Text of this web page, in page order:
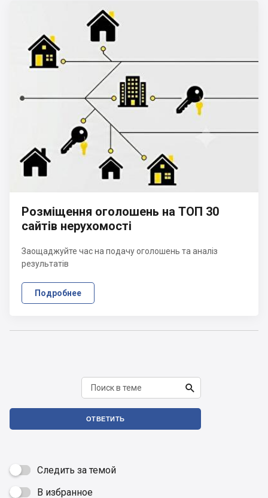
Розміщення оголошень на ТОП 30
сайтів нерухомості
Заощаджуйте час на подачу оголошень та аналіз
результатів
Подробнее

ОТВЕТИТЬ
Следить за темой
 В избранное